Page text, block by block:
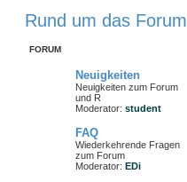
Rund um das Forum
FORUM
Neuigkeiten
Neuigkeiten zum Forum
und R
Moderator: student
FAQ
Wiederkehrende Fragen
zum Forum
Moderator: EDi